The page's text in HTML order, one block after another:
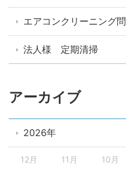
エアコンクリーニング
法人様 定期清掃
アーカイブ
2026年
12月 11月 10月